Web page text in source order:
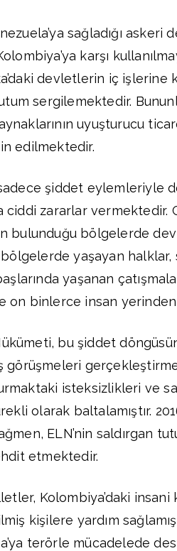
sağladığı
karşı
devletlerin iç işlerine
sergilemektedir.
uyuşturucu
edilmektedir.
şiddet eylemleriyle
ciddi zararlar
bulunduğu bölgelerde
yaşayan halklar,
yaşanan
on binlerce insan
bu şiddet
görüşmeleri
isteksizlikleri ve
olarak baltalamıştır.
ELN’nin saldırgan
etmektedir.
Kolombiya’daki
kişilere yardım
terörle mücadelede